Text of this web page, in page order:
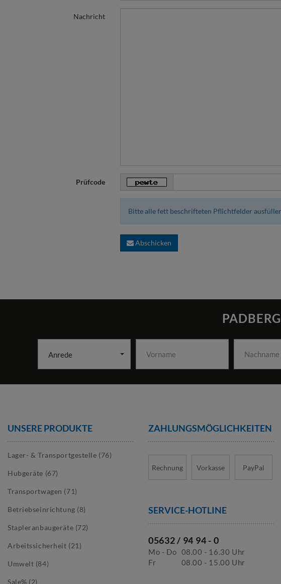
Nachricht
Prüfcode
Bitte alle fett beschrifteten Pflichtfelder
Abschicken
Anrede
UNSERE PRODUKTE
Lager- & Transportgestelle (76)
Hubgeräte (67)
Transportwagen (71)
Betriebseinrichtung (8)
Stapleranbaugeräte (72)
Arbeitssicherheit (21)
Umwelt (84)
Sale% (2)
ZAHLUNGS­MÖGLICHKEITEN
Rechnung Vorkasse PayPal
SERVICE-HOTLINE
05632 / 94 94 - 0
Mo - Do 08.00 - 16.30 Uhr
Fr
08.00 - 15.00 Uhr